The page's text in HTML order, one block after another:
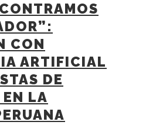
CON
ARTIFICIAL
DE
LA